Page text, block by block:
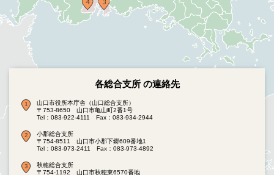
各総合支所 の連絡先
山口市役所本庁舎（山口総合支所）
〒753-8650 山口市亀山町2番1号
Tel：083-922-4111
Fax：083-934-2944
小郡総合支所
〒754-8511 山口市小郡下郷609番地1
Tel：083-973-2411
Fax：083-973-4892
秋穂総合支所
〒754-1192 山口市秋穂東6570番地